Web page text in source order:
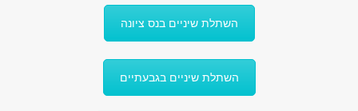
השתלת שיניים בנס ציונה
השתלת שיניים בגבעתיים